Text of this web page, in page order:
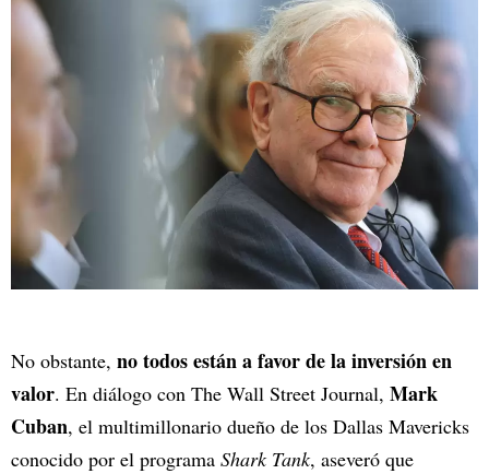
No obstante, no todos están a favor de la inversión en
valor. En diálogo con The Wall Street Journal, Mark
Cuban, el multimillonario dueño de los Dallas Mavericks
conocido por el programa Shark Tank, aseveró que